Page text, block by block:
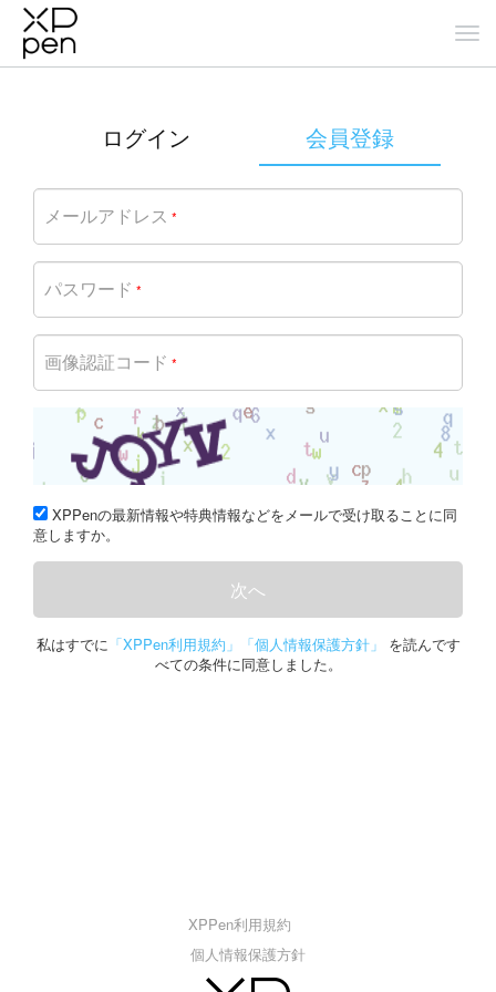
ログイン 会員登録
メールアドレス *
パスワード *
画像認証コード *
XPPenの最新情報や特典情報などをメールで受け取ることに同
意しますか。
次へ
私はすでに 「XPPen利用規約」 「個人情報保護方針」
を読んです
べての条件に同意しました。
XPPen利用規約
個人情報保護方針